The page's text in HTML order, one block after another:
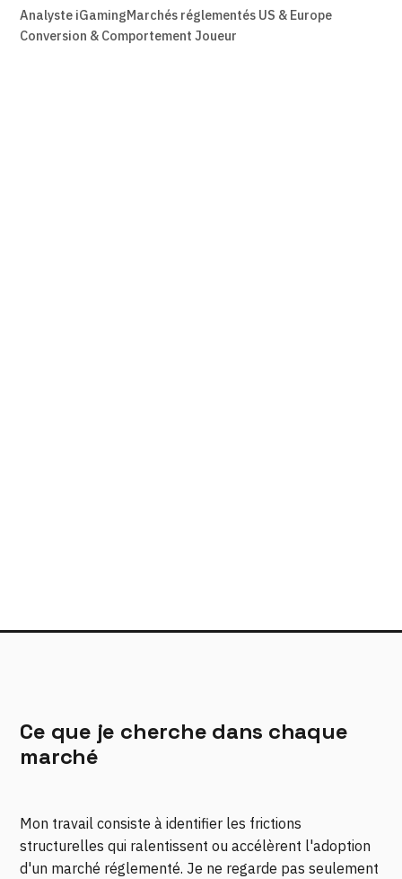
Analyste iGamingMarchés réglementés US & Europe
Conversion & Comportement Joueur
Ce que je cherche dans chaque
marché
Mon travail consiste à identifier les frictions
structurelles qui ralentissent ou accélèrent l'adoption
d'un marché réglementé. Je ne regarde pas seulement